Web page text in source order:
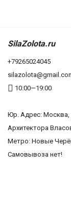
SilaZolota.ru
+79265024045
10:00—19:00
Юр. Адреc: Москва,
Архитектора
Метро: Новые
Самовывоза нет!